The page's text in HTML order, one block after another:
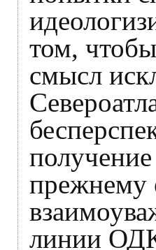
том,
смысл
прежнему
линии